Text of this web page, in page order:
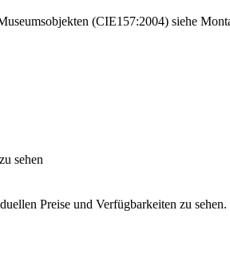
(CIE157:2004) siehe
sehen
Preise und Verfügbarkeiten zu sehen.